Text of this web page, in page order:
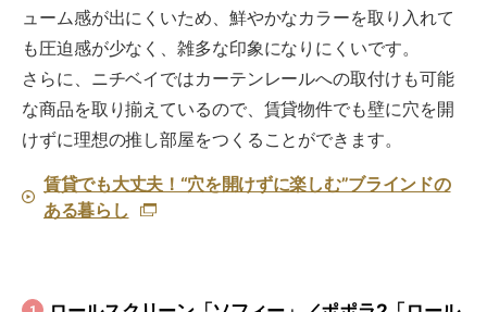
ューム感が出にくいため、鮮やかなカラーを取り入れて
も圧迫感が少なく、雑多な印象になりにくいです。
さらに、ニチベイではカーテンレールへの取付けも可能
な商品を取り揃えているので、賃貸物件でも壁に穴を開
けずに理想の推し部屋をつくることができます。
賃貸でも大丈夫！“穴を開けずに楽しむ”ブラインドの
ある暮らし